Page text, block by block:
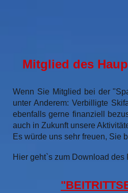
Mitglied des
Wenn Sie Mitglied bei der
unter Anderem: Verbilligte
ebenfalls gerne finanziell
auch in Zukunft unsere
Es würde uns sehr freuen, Sie
Hier geht`s zum Download des